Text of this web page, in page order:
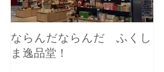
ならんだならんだ ふくし
ま逸品堂！